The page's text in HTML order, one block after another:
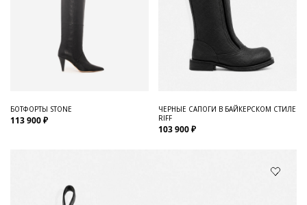
БОТФОРТЫ STONE
113 900 ₽
ЧЕРНЫЕ САПОГИ В БАЙКЕРСКОМ СТИЛЕ
RIFF
103 900 ₽